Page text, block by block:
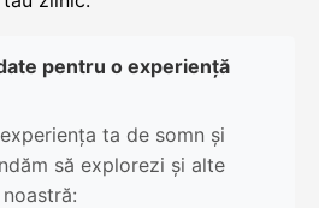
pentru o experiență
ta de somn și
să explorezi și alte